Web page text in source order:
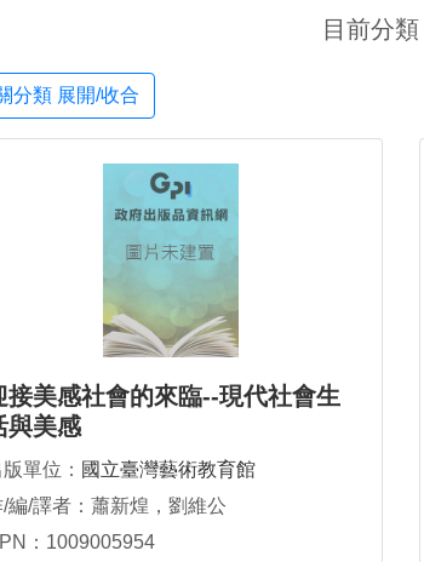
目前分類
分類 展開/收合
接美感社會的來臨--現代社會生
與美感
單位： 國立臺灣藝術教育館
/編/譯者：蕭新煌，劉維公
：1009005954